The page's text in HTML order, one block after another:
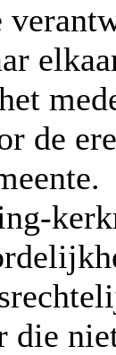
de
die